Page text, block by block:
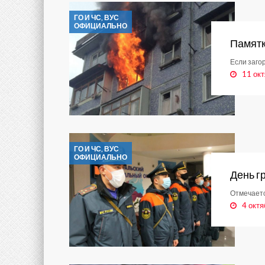
ГО И ЧС, ВУС
ОФИЦИАЛЬНО
Если
11
ГО И ЧС, ВУС
ОФИЦИАЛЬНО
День
4